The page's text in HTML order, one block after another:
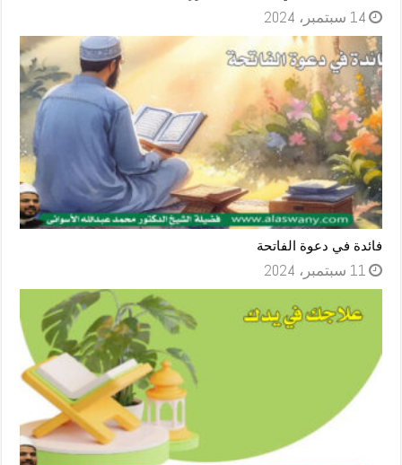
14 سبتمبر، 2024
فائدة في دعوة الفاتحة
11 سبتمبر، 2024